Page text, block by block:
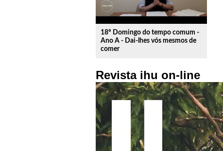
18º Domingo do tempo comum -
Ano A - Dai-lhes vós mesmos de
comer
Revista ihu on-line